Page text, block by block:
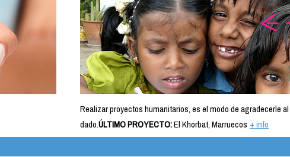
Realizar proyectos humanitarios, es el modo de agradecerle
dado.ÚLTIMO PROYECTO:El Khorbat, Marruecos + info